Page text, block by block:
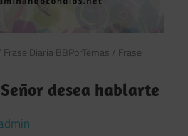
Frase Diaria BBPorTemas / Frase
desea hablarte